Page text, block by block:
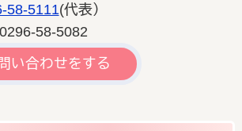
58-5111(代表）
58-5082
い合わせをする